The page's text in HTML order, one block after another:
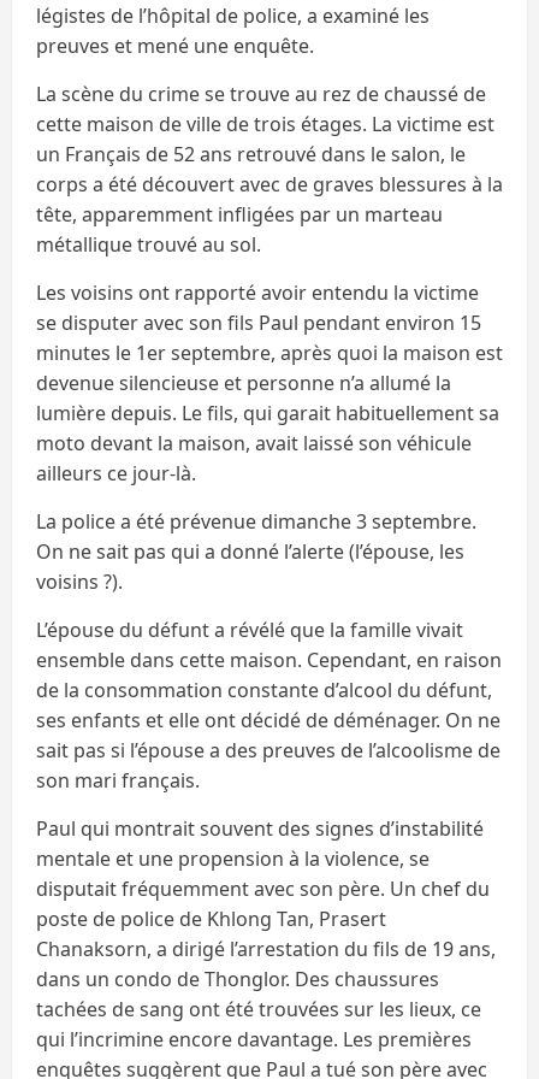
légistes de l’hôpital de police, a examiné les
preuves et mené une enquête.
La scène du crime se trouve au rez de chaussé de
cette maison de ville de trois étages. La victime est
un Français de 52 ans retrouvé dans le salon, le
corps a été découvert avec de graves blessures à la
tête, apparemment infligées par un marteau
métallique trouvé au sol.
Les voisins ont rapporté avoir entendu la victime
se disputer avec son fils Paul pendant environ 15
minutes le 1er septembre, après quoi la maison est
devenue silencieuse et personne n’a allumé la
lumière depuis. Le fils, qui garait habituellement sa
moto devant la maison, avait laissé son véhicule
ailleurs ce jour-là.
La police a été prévenue dimanche 3 septembre.
On ne sait pas qui a donné l’alerte (l’épouse, les
voisins ?).
L’épouse du défunt a révélé que la famille vivait
ensemble dans cette maison. Cependant, en raison
de la consommation constante d’alcool du défunt,
ses enfants et elle ont décidé de déménager. On ne
sait pas si l’épouse a des preuves de l’alcoolisme de
son mari français.
Paul qui montrait souvent des signes d’instabilité
mentale et une propension à la violence, se
disputait fréquemment avec son père. Un chef du
poste de police de Khlong Tan, Prasert
Chanaksorn, a dirigé l’arrestation du fils de 19 ans,
dans un condo de Thonglor. Des chaussures
tachées de sang ont été trouvées sur les lieux, ce
qui l’incrimine encore davantage. Les premières
enquêtes suggèrent que Paul a tué son père avec